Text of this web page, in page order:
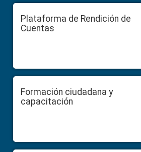
Plataforma de Rendición de
Cuentas
Formación ciudadana y
capacitación